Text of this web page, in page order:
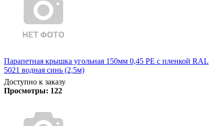
Парапетная крышка угольная 150мм 0,45 PE с пленкой RAL
5021 водная синь (2,5м)
Доступно к заказу
Просмотры: 122